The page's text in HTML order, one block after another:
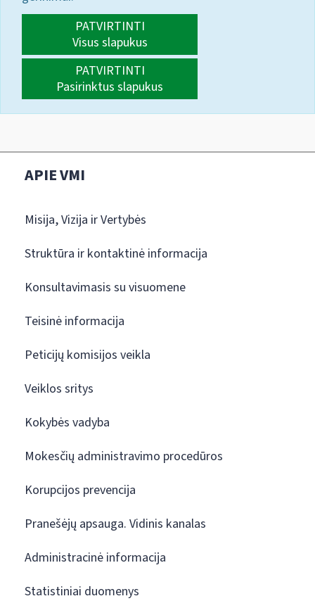
PATVIRTINTI
Visus slapukus
PATVIRTINTI
Pasirinktus slapukus
APIE VMI
Misija, Vizija ir Vertybės
Struktūra ir kontaktinė informacija
Konsultavimasis su visuomene
Teisinė informacija
Peticijų komisijos veikla
Veiklos sritys
Kokybės vadyba
Mokesčių administravimo procedūros
Korupcijos prevencija
Pranešėjų apsauga. Vidinis kanalas
Administracinė informacija
Statistiniai duomenys